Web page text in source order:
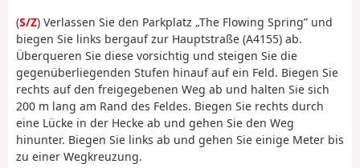
(S/Z) Verlassen Sie den Parkplatz „The Flowing Spring” und
biegen Sie links bergauf zur Hauptstraße (A4155) ab.
Überqueren Sie diese vorsichtig und steigen Sie die
gegenüberliegenden Stufen hinauf auf ein Feld. Biegen Sie
rechts auf den freigegebenen Weg ab und halten Sie sich
200 m lang am Rand des Feldes. Biegen Sie rechts durch
eine Lücke in der Hecke ab und gehen Sie den Weg
hinunter. Biegen Sie links ab und gehen Sie einige Meter bis
zu einer Wegkreuzung.